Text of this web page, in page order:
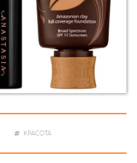
КРАСОТА